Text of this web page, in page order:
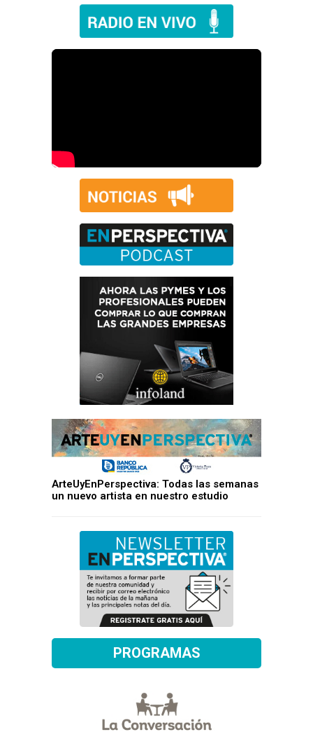
ArteUyEnPerspectiva: Todas las semanas
un nuevo artista en nuestro estudio
PROGRAMAS